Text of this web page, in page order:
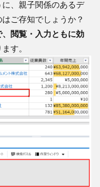
、親子関係のあるデ
ご存知でしょうか？
閲覧・入力ともに効
す。